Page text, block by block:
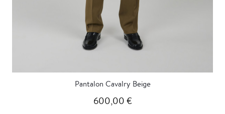
Pantalon Cavalry Beige
600,00 €